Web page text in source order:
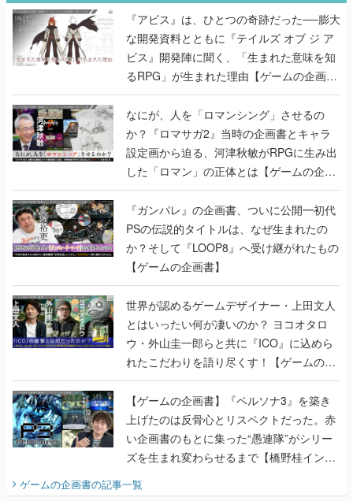
『アビス』は、ひとつの奇跡だった──膨大
な開発資料とともに『テイルズ オブ ジ ア
ビス』開発陣に聞く、「生まれた意味を知
るRPG」が生まれた理由【ゲームの企画
書】
なにが、人を「ロマンシング」させるの
か？『ロマサガ2』当時の企画書とキャラ
設定画から迫る、河津秋敏がRPGに生み出
した「ロマン」の正体とは【ゲームの企画
書】
『ガンパレ』の企画書、ついに公開━初代
PSの伝説的タイトルは、なぜ生まれたの
か？そして『LOOP8』へ受け継がれたもの
【ゲームの企画書】
世界が認めるゲームデザイナー・上田文人
とはいったい何が凄いのか？ ヨコオタロ
ウ・外山圭一郎らと共に『ICO』に込めら
れたこだわりを語り尽くす！【ゲームの企
画書】
【ゲームの企画書】『ペルソナ3』を築き
上げたのは反骨心とリスペクトだった。赤
い企画書のもとに集った“愚連隊”がシリー
ズを生まれ変わらせるまで【橋野桂インタ
ゲームの企画書の記事一覧